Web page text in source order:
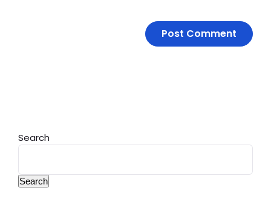
Search
Search